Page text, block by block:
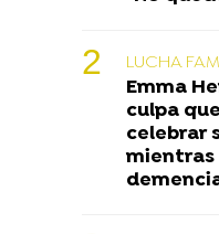
LUCHA
Emma
culpa
celebrar
mientras